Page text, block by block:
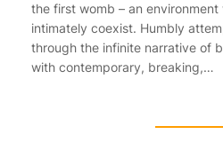
the first womb – an
intimately coexist. Humbly
through the infinite narrative of
with contemporary, breaking,…